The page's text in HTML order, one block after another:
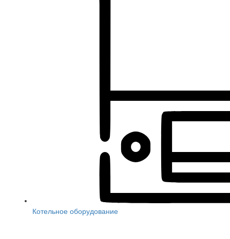
Котельное оборудование